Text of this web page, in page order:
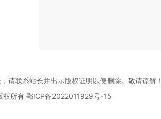
请联系站长并出示版权证明以便删除。敬请谅解！
权所有 鄂ICP备2022011929号-15